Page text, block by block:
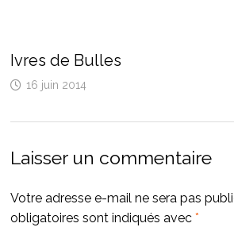
Ivres de Bulles
16 juin 2014
Laisser un commentaire
Votre adresse e-mail ne sera pas
obligatoires sont indiqués avec *